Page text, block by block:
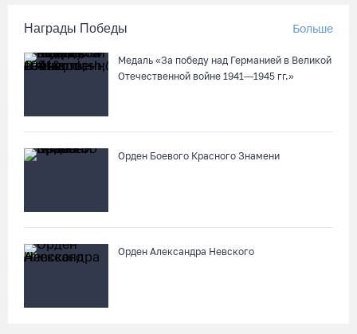
Награды Победы Больше
Медаль «За победу над Германией в Великой
Отечественной войне 1941—1945 гг.»
Орден Боевого Красного Знамени
Орден Александра Невского